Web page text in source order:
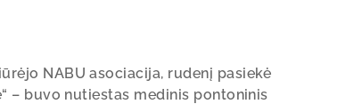
NABU asociacija, rudenį pasiekė
– buvo nutiestas medinis pontoninis